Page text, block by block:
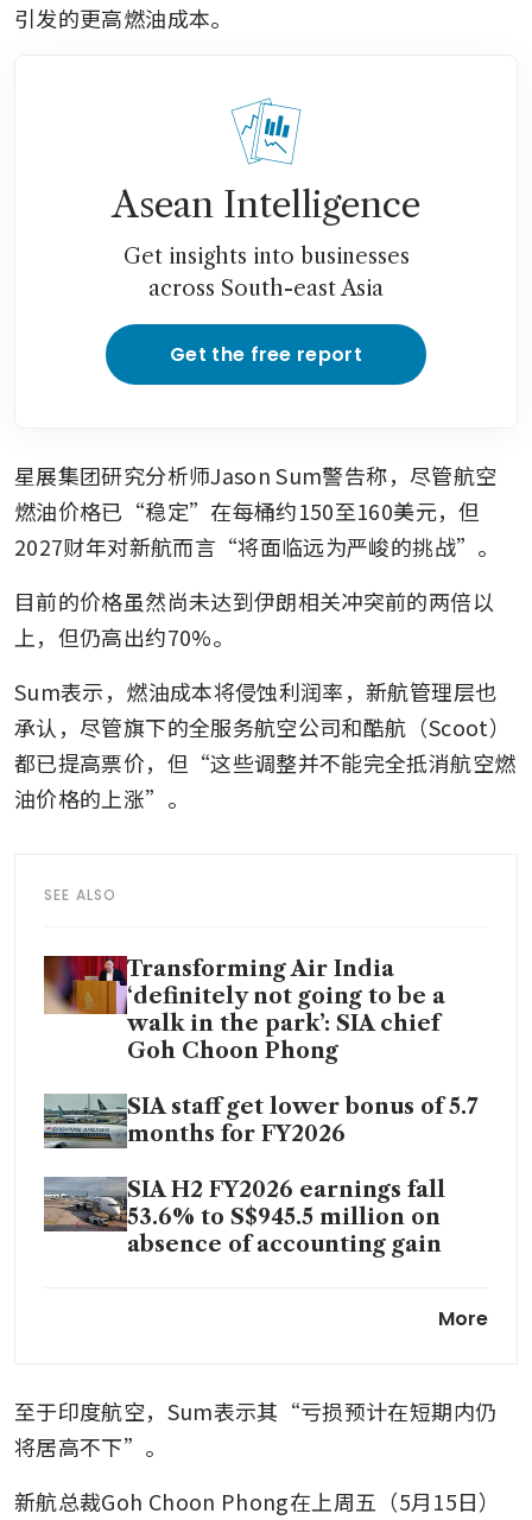
引发的更高燃油成本。
Asean Intelligence
Get insights into businesses
across South-east Asia
Get the free report
星展集团研究分析师Jason Sum警告称，尽管航空
燃油价格已“稳定”在每桶约150至160美元，但
2027财年对新航而言“将面临远为严峻的挑战”。
目前的价格虽然尚未达到伊朗相关冲突前的两倍以
上，但仍高出约70%。
Sum表示，燃油成本将侵蚀利润率，新航管理层也
承认，尽管旗下的全服务航空公司和酷航（Scoot）
都已提高票价，但“这些调整并不能完全抵消航空燃
油价格的上涨”。
SEE ALSO
Transforming Air India
‘definitely not going to be a
walk in the park’: SIA chief
Goh Choon Phong
SIA staff get lower bonus of 5.7
months for FY2026
SIA H2 FY2026 earnings fall
53.6% to S$945.5 million on
absence of accounting gain
Lufthansa and Cathay pounce
SIA boosts Europe flight
frequencies, returns to Madrid
amid strong travel demand
More
至于印度航空，Sum表示其“亏损预计在短期内仍
将居高不下”。
新航总裁Goh Choon Phong在上周五（5月15日）